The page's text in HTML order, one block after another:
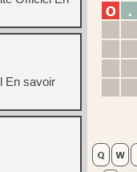
En savoir